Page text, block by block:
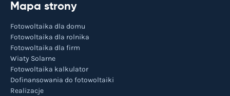
Mapa strony
Fotowoltaika dla domu
Fotowoltaika dla rolnika
Fotowoltaika dla firm
Wiaty Solarne
Fotowoltaika kalkulator
Dofinansowania do fotowoltaiki
Realizacje